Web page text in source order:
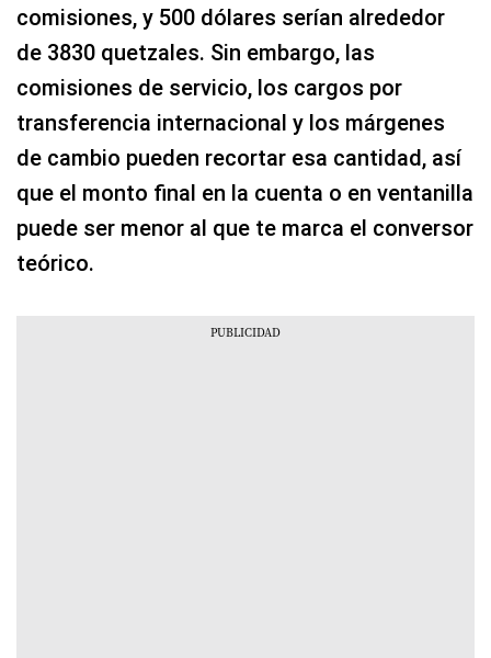
comisiones, y 500 dólares serían alrededor
de 3830 quetzales. Sin embargo, las
comisiones de servicio, los cargos por
transferencia internacional y los márgenes
de cambio pueden recortar esa cantidad, así
que el monto final en la cuenta o en ventanilla
puede ser menor al que te marca el conversor
teórico.